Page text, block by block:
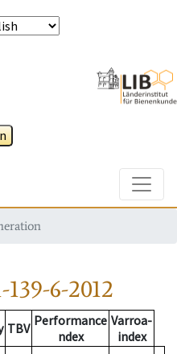
139-6-2012
TBV Performance
ndex
Varroa-
index